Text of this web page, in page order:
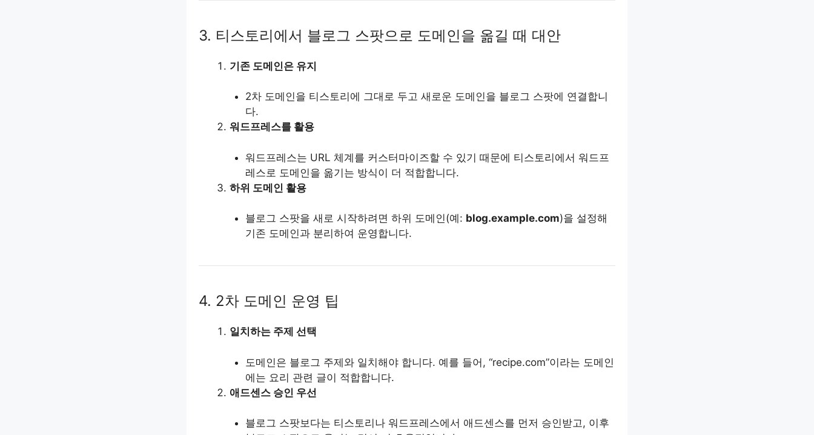
3. 티스토리에서 블로그 스팟으로 도메인을 옮길 때 대안
기존 도메인은 유지
2차 도메인을 티스토리에 그대로 두고 새로운 도메인을 블로그 스팟에 연결합니
다.
워드프레스를 활용
워드프레스는 URL 체계를 커스터마이즈할 수 있기 때문에 티스토리에서 워드프
레스로 도메인을 옮기는 방식이 더 적합합니다.
하위 도메인 활용
블로그 스팟을 새로 시작하려면 하위 도메인(예: blog.example.com)을 설정해
기존 도메인과 분리하여 운영합니다.
4. 2차 도메인 운영 팁
일치하는 주제 선택
도메인은 블로그 주제와 일치해야 합니다. 예를 들어, “recipe.com”이라는 도메인
에는 요리 관련 글이 적합합니다.
애드센스 승인 우선
블로그 스팟보다는 티스토리나 워드프레스에서 애드센스를 먼저 승인받고, 이후